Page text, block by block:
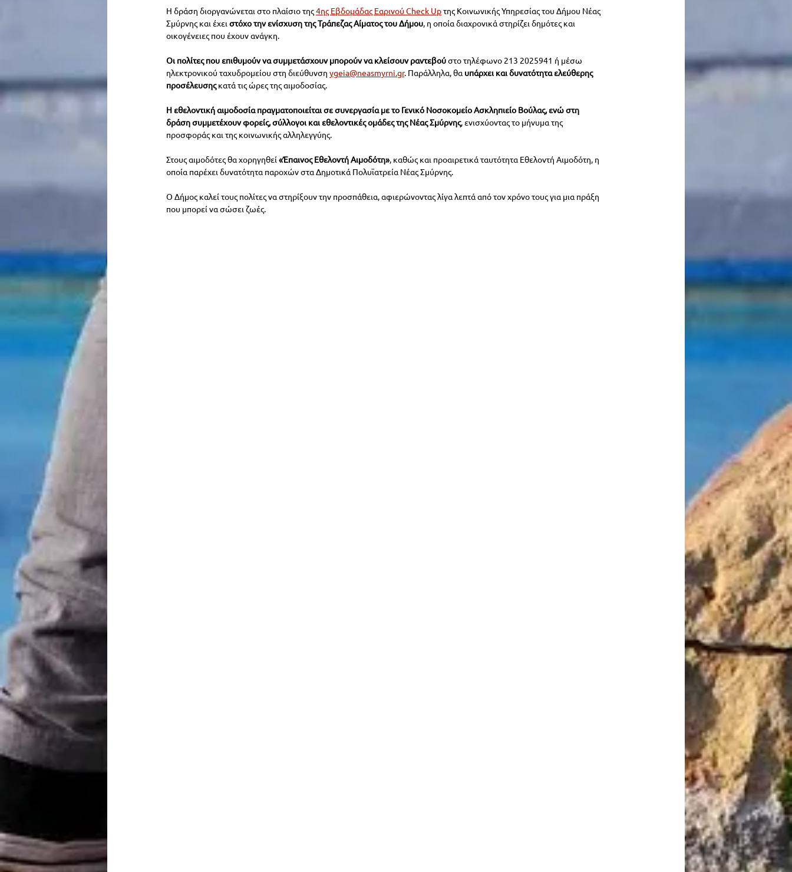
Η δράση διοργανώνεται στο πλαίσιο της 4ης Εβδομάδας Εαρινού Check Up της Κοινωνικής Υπηρεσίας του Δήμου Νέας
Σμύρνης και έχει στόχο την ενίσχυση της Τράπεζας Αίματος του Δήμου, η οποία διαχρονικά στηρίζει δημότες και
οικογένειες που έχουν ανάγκη.
Οι πολίτες που επιθυμούν να συμμετάσχουν μπορούν να κλείσουν ραντεβού στο τηλέφωνο 213 2025941 ή μέσω
ηλεκτρονικού ταχυδρομείου στη διεύθυνση ygeia@neasmyrni.gr. Παράλληλα, θα υπάρχει και δυνατότητα ελεύθερης
προσέλευσης κατά τις ώρες της αιμοδοσίας.
Η εθελοντική αιμοδοσία πραγματοποιείται σε συνεργασία με το Γενικό Νοσοκομείο Ασκληπιείο Βούλας, ενώ στη
δράση συμμετέχουν φορείς, σύλλογοι και εθελοντικές ομάδες της Νέας Σμύρνης, ενισχύοντας το μήνυμα της
προσφοράς και της κοινωνικής αλληλεγγύης.
Στους αιμοδότες θα χορηγηθεί «Έπαινος Εθελοντή Αιμοδότη», καθώς και προαιρετικά ταυτότητα Εθελοντή Αιμοδότη, η
οποία παρέχει δυνατότητα παροχών στα Δημοτικά Πολυϊατρεία Νέας Σμύρνης.
Ο Δήμος καλεί τους πολίτες να στηρίξουν την προσπάθεια, αφιερώνοντας λίγα λεπτά από τον χρόνο τους για μια πράξη
που μπορεί να σώσει ζωές.